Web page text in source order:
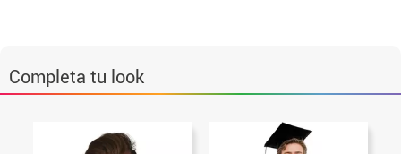
Completa tu look